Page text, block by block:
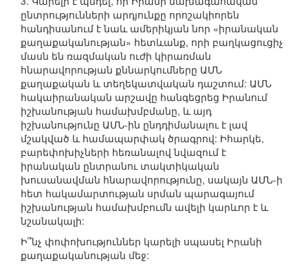
ընտրությունների արդյունքը որոշակիորեն
հանդիսանում է նաև ամերիկյան նոր «իրանական
քաղաքականության» հետևանք, որի բաղկացուցիչ
մասն են ռազմական ուժի կիրառման
հնարավորության քննարկումները ԱՄՆ
քաղաքական և տեղեկատվական դաշտում: ԱՄՆ
հակաիրանական արշավը հանգեցրեց Իրանում
իշխանության համախմբմանը, և այդ
իշխանությունը ԱՄՆ-ին ընդդիմանալու է լավ
մշակված և համապարփակ ծրագրով: Իհարկե,
բարեփոխիչների հեռանալով նվազում է
իրանական ընտրանու տակտիկական
խուսանավման հնարավորությունը, սակայն ԱՄՆ-ի
հետ հակամարտության սրման պարագայում
իշխանության համախմբումն ավելի կարևոր է և
նշանակալի:
Ի՞նչ փոփոխություններ կարելի սպասել Իրանի
քաղաքականության մեջ: